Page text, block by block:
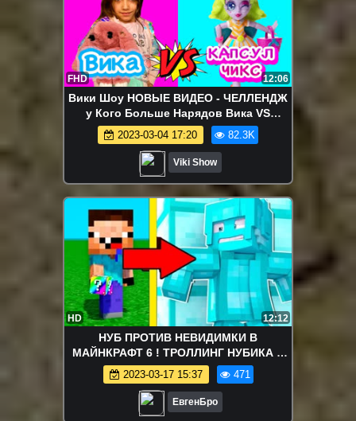
FHD 12:06
Вики Шоу НОВЫЕ ВИДЕО - ЧЕЛЛЕНДЖ
у Кого Больше Нарядов Вика VS
Capsule Chix / Вики Шоу
2023-03-04 17:20 82.3K
Viki Show
HD 12:12
НУБ ПРОТИВ НЕВИДИМКИ В
МАЙНКРАФТ 6 ! ТРОЛЛИНГ НУБИКА В
MINECRAFT ! Мультик Майнкрафт
2023-03-17 15:37 471
ЕвгенБро